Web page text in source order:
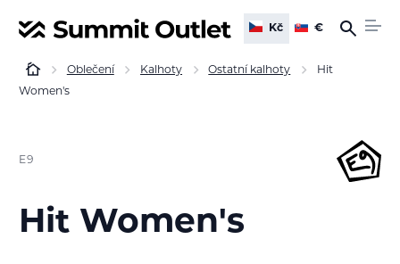
Kč €
Oblečení Kalhoty Ostatní kalhoty
Hit
Women's
E9
Hit Women's